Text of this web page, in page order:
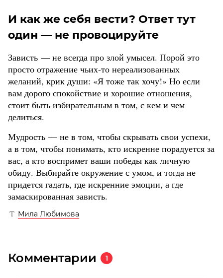
И как же себя вести? Ответ тут
один — не провоцируйте
Зависть — не всегда про злой умысел. Порой это
просто отражение чьих-то нереализованных
желаний, крик души: «Я тоже так хочу!» Но если
вам дорого спокойствие и хорошие отношения,
стоит быть избирательным в том, с кем и чем
делиться.
Мудрость — не в том, чтобы скрывать свои успехи,
а в том, чтобы понимать, кто искренне порадуется за
вас, а кто воспримет ваши победы как личную
обиду. Выбирайте окружение с умом, и тогда не
придется гадать, где искренние эмоции, а где
замаскированная зависть.
Мила Любимова
Комментарии 1